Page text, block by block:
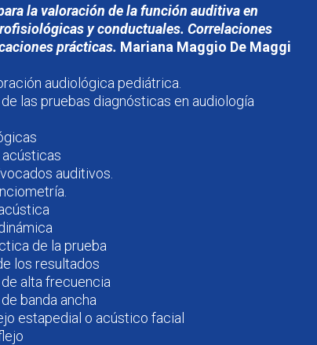
la valoración de la función auditiva en
y conductuales. Correlaciones
prácticas. Mariana Maggio De Maggi
audiológica pediátrica.
las pruebas diagnósticas en audiología
acústicas
auditivos.
de la prueba
los resultados
alta frecuencia
banda ancha
estapedial o acústico facial